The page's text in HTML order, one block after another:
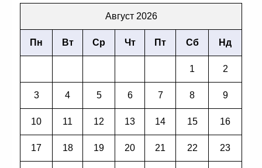
Август 2026
Пн Вт Ср Чт Пт Сб Нд
1 2
3 4 5 6 7 8 9
10 11 12 13 14 15 16
17 18 19 20 21 22 23